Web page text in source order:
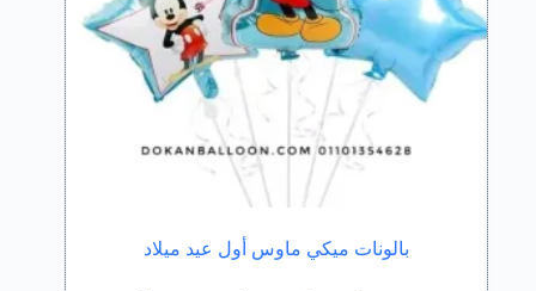
بالونات ميكي ماوس أول عيد ميلاد